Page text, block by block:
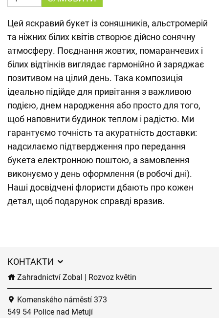
Цей яскравий букет із соняшників, альстромерій
та ніжних білих квітів створює дійсно сонячну
атмосферу. Поєднання жовтих, помаранчевих і
білих відтінків виглядає гармонійно й заряджає
позитивом на цілий день. Така композиція
ідеально підійде для привітання з важливою
подією, днем народження або просто для того,
щоб наповнити будинок теплом і радістю. Ми
гарантуємо точність та акуратність доставки:
надсилаємо підтвердження про передання
букета електронною поштою, а замовлення
виконуємо у день оформлення (в робочі дні).
Наші досвідчені флористи дбають про кожен
детал, щоб подарунок справді вразив.
КОНТАКТИ
Zahradnictví Zobal | Rozvoz květin
Komenského náměstí 373
549 54 Police nad Metují